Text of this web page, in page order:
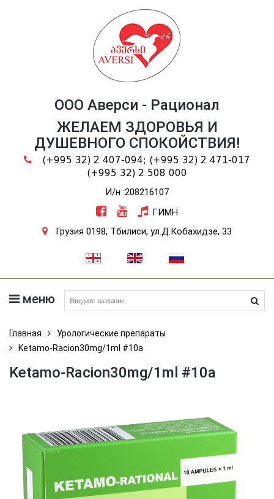
ООО Аверси - Рационал
ЖЕЛАЕМ ЗДОРОВЬЯ И
ДУШЕВНОГО СПОКОЙСТВИЯ!
(+995 32) 2 407-094; (+995 32) 2 471-017
(+995 32) 2 508 000
И/н :208216107
ГИМН
Грузия 0198, Тбилиси, ул.Д.Кобахидзе, 33
меню поиск лекарств
Главная
Урологические препараты
Ketamo-Racion30mg/1ml #10a
Ketamo-Racion30mg/1ml #10a